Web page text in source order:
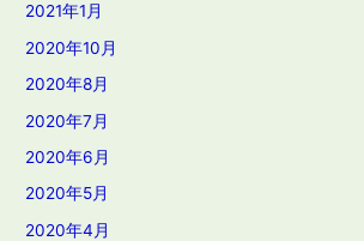
2021年1月
2020年10月
2020年8月
2020年7月
2020年6月
2020年5月
2020年4月